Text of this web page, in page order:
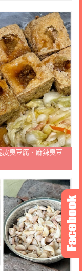
臭豆腐、麻辣臭豆